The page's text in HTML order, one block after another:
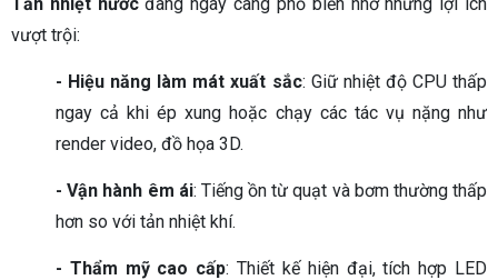
vượt trội:
- Hiệu năng làm mát xuất sắc: Giữ nhiệt độ CPU thấp
ngay cả khi ép xung hoặc chạy các tác vụ nặng như
render video, đồ họa 3D.
- Vận hành êm ái: Tiếng ồn từ quạt và bơm thường thấp
hơn so với tản nhiệt khí.
- Thẩm mỹ cao cấp: Thiết kế hiện đại, tích hợp LED